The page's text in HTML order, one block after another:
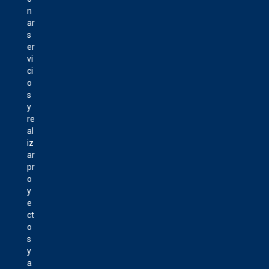
n
ar
s
er
vi
ci
o
s
y
re
al
iz
ar
pr
o
y
e
ct
o
s
y
a